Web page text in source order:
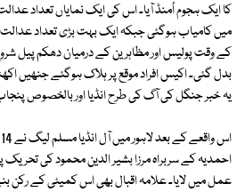
کا ایک ہجوم اُمنڈ آیا۔ اس کی ایک نمایاں تعداد
میں کامیاب ہوگئی جبکہ ایک بہت بڑی تعداد عدالت
کے وقت پولیس اور مظاہرین کے درمیان دھکم پیل
بدل گئی۔ اکیس افراد موقع پر ہلاک ہوگئے جنھیں
یہ خبر جنگل کی آگ کی طرح انڈیا اور بالخصوص
احمدیہ کے سربراہ مرزا بشیر الدین محمود کی تحریک
عمل میں لایا۔ علامہ اقبال بھی اس کمیٹی کے رکن